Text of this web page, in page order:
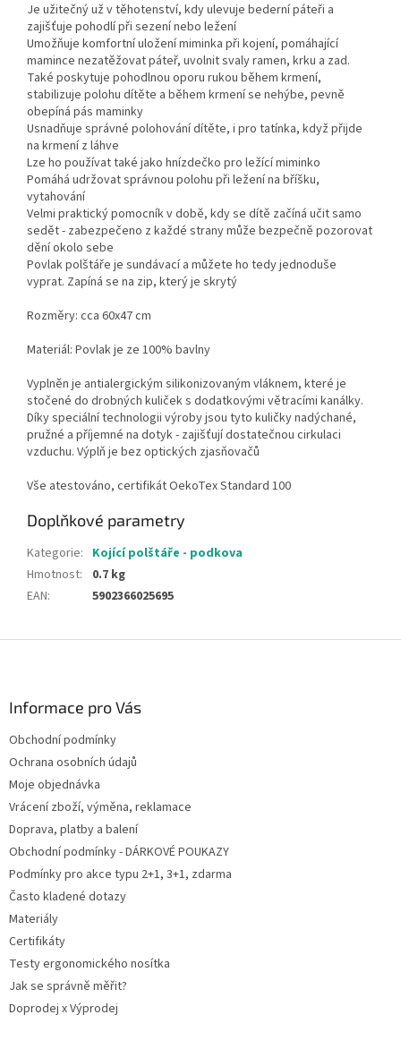
Je užitečný už v těhotenství, kdy ulevuje bederní páteři a
zajišťuje pohodlí při sezení nebo ležení
Umožňuje komfortní uložení miminka při kojení, pomáhající
mamince nezatěžovat páteř, uvolnit svaly ramen, krku a zad.
Také poskytuje pohodlnou oporu rukou během krmení,
stabilizuje polohu dítěte a během krmení se nehýbe, pevně
obepíná pás maminky
Usnadňuje správné polohování dítěte, i pro tatínka, když přijde
na krmení z láhve
Lze ho používat také jako hnízdečko pro ležící miminko
Pomáhá udržovat správnou polohu při ležení na bříšku,
vytahování
Velmi praktický pomocník v době, kdy se dítě začíná učit samo
sedět - zabezpečeno z každé strany může bezpečně pozorovat
dění okolo sebe
Povlak polštáře je sundávací a můžete ho tedy jednoduše
vyprat. Zapíná se na zip, který je skrytý
Rozměry: cca 60x47 cm
Materiál: Povlak je ze 100% bavlny
Vyplněn je antialergickým silikonizovaným vláknem, které je
stočené do drobných kuliček s dodatkovými větracími kanálky.
Díky speciální technologii výroby jsou tyto kuličky nadýchané,
pružné a příjemné na dotyk - zajišťují dostatečnou cirkulaci
vzduchu. Výplň je bez optických zjasňovačů
Vše atestováno, certifikát OekoTex Standard 100
Doplňkové parametry
Kategorie: Kojící polštáře - podkova
Hmotnost:
0.7 kg
EAN: 5902366025695
Informace pro Vás
Obchodní podmínky
Ochrana osobních údajů
Moje objednávka
Vrácení zboží, výměna, reklamace
Doprava, platby a balení
Obchodní podmínky - DÁRKOVÉ POUKAZY
Podmínky pro akce typu 2+1, 3+1, zdarma
Často kladené dotazy
Materiály
Certifikáty
Testy ergonomického nosítka
Jak se správně měřit?
Doprodej x Výprodej